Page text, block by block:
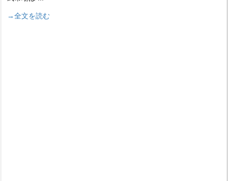
→全文を読む